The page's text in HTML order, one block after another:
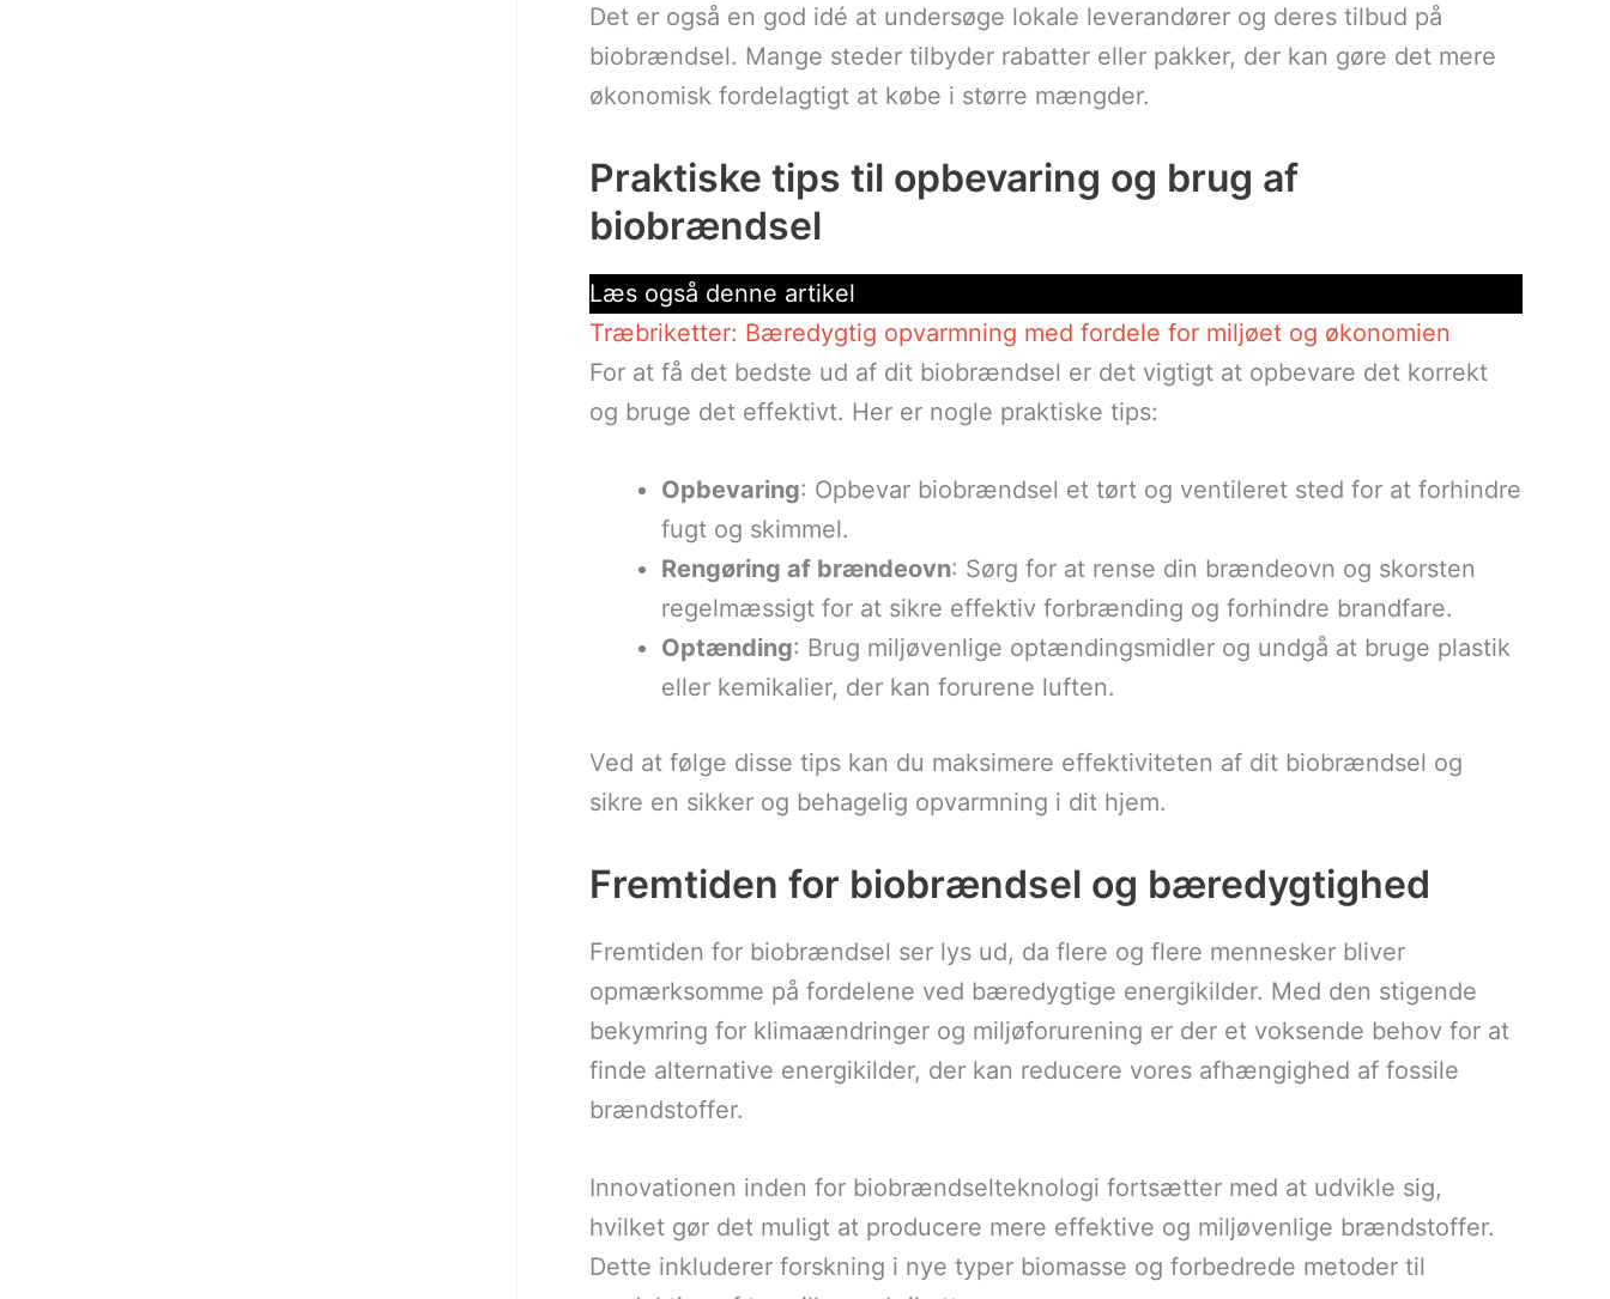
Det er også en god idé at undersøge lokale leverandører og deres tilbud på
biobrændsel. Mange steder tilbyder rabatter eller pakker, der kan gøre det mere
økonomisk fordelagtigt at købe i større mængder.
Praktiske tips til opbevaring og brug af
biobrændsel
Læs også denne artikel
Træbriketter: Bæredygtig opvarmning med fordele for miljøet og økonomien
For at få det bedste ud af dit biobrændsel er det vigtigt at opbevare det korrekt
og bruge det effektivt. Her er nogle praktiske tips:
Opbevaring: Opbevar biobrændsel et tørt og ventileret sted for at forhindre
fugt og skimmel.
Rengøring af brændeovn: Sørg for at rense din brændeovn og skorsten
regelmæssigt for at sikre effektiv forbrænding og forhindre brandfare.
Optænding: Brug miljøvenlige optændingsmidler og undgå at bruge plastik
eller kemikalier, der kan forurene luften.
Ved at følge disse tips kan du maksimere effektiviteten af dit biobrændsel og
sikre en sikker og behagelig opvarmning i dit hjem.
Fremtiden for biobrændsel og bæredygtighed
Fremtiden for biobrændsel ser lys ud, da flere og flere mennesker bliver
opmærksomme på fordelene ved bæredygtige energikilder. Med den stigende
bekymring for klimaændringer og miljøforurening er der et voksende behov for at
finde alternative energikilder, der kan reducere vores afhængighed af fossile
brændstoffer.
Innovationen inden for biobrændselteknologi fortsætter med at udvikle sig,
hvilket gør det muligt at producere mere effektive og miljøvenlige brændstoffer.
Dette inkluderer forskning i nye typer biomasse og forbedrede metoder til